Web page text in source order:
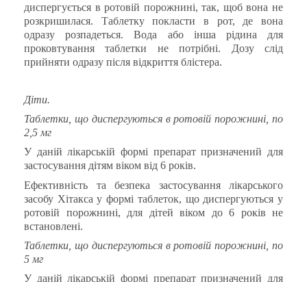
диспергується в ротовій порожнині, так, щоб вона не
розкришилася. Таблетку покласти в рот, де вона
одразу розпадеться. Вода або інша рідина для
проковтування таблетки не потрібні. Дозу слід
прийняти одразу після відкриття блістера.
Діти.
Таблетки, що диспергуються в ротовій порожнині, по
2,5 мг
У даній лікарській формі препарат призначений для
застосування дітям віком від 6 років.
Ефективність та безпека застосування лікарського
засобу Хітакса у формі таблеток, що диспергуються у
ротовій порожнині, для дітей віком до 6 років не
встановлені.
Таблетки, що диспергуються в ротовій порожнині, по
5 мг
У даній лікарській формі препарат призначений для